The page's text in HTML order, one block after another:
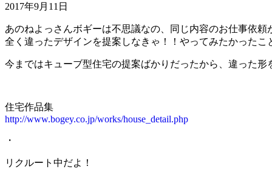
2017年9月11日
あのねよっさんボギーは不思議なの、同じ内容のお仕事依
全く違ったデザインを提案しなきゃ！！やってみたかったこ
今まではキューブ型住宅の提案ばかりだったから、違った
住宅作品集
http://www.bogey.co.jp/works/house_detail.php
・
リクルート中だよ！